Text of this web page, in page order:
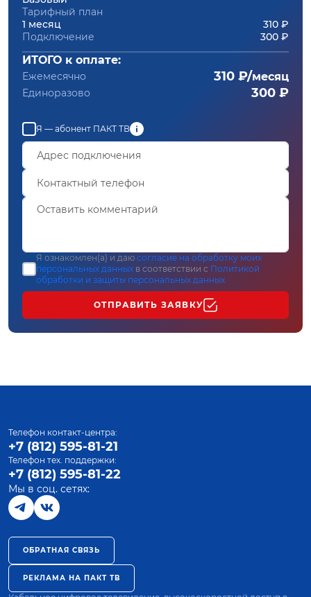
Тарифный план
1 месяц
310 ₽
Подключение
300 ₽
ИТОГО к оплате:
Ежемесячно 310 ₽/месяц
Единоразово 300 ₽
Я — абонент ПАКТ ТВ
Я ознакомлен(а) и даю согласие на обработку моих
персональных данных в соответствии с Политикой
обработки и защиты персональных данных
ОТПРАВИТЬ ЗАЯВКУ
Телефон контакт-центра:
+7 (812) 595-81-21
Телефон тех. поддержки:
+7 (812) 595-81-22
Мы в соц. сетях:
ОБРАТНАЯ СВЯЗЬ
РЕКЛАМА НА ПАКТ ТВ